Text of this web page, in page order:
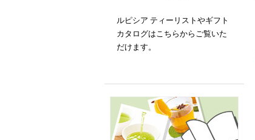
ルピシア ティーリストやギフト
カタログはこちらからご覧いた
だけます。